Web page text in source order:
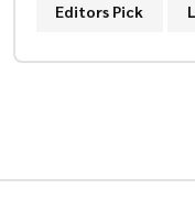
Editors Pick